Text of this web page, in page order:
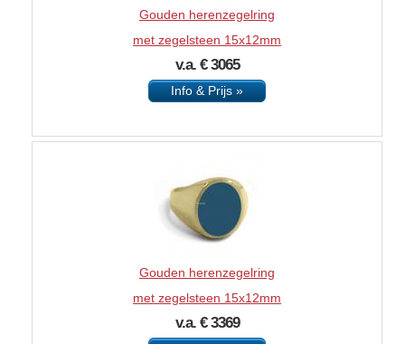
Gouden herenzegelring
met zegelsteen 15x12mm
v.a. € 3065
Info & Prijs »
Gouden herenzegelring
met zegelsteen 15x12mm
v.a. € 3369